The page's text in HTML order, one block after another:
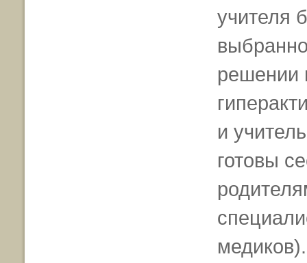
учителя
решении
и
готовы